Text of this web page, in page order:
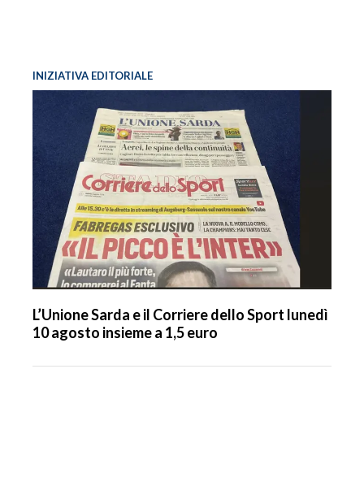
INIZIATIVA EDITORIALE
L’Unione Sarda e il Corriere dello Sport lunedì
10 agosto insieme a 1,5 euro